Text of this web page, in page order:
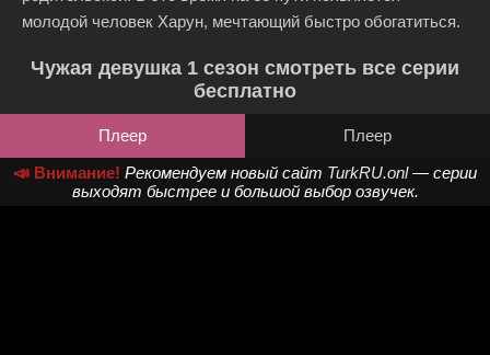
молодой человек Харун, мечтающий быстро обогатиться.
Чужая девушка 1 сезон смотреть все серии
бесплатно
Плеер
Плеер
📣 Внимание! Рекомендуем новый сайт TurkRU.onl— серии
выходят быстрее и большой выбор озвучек.